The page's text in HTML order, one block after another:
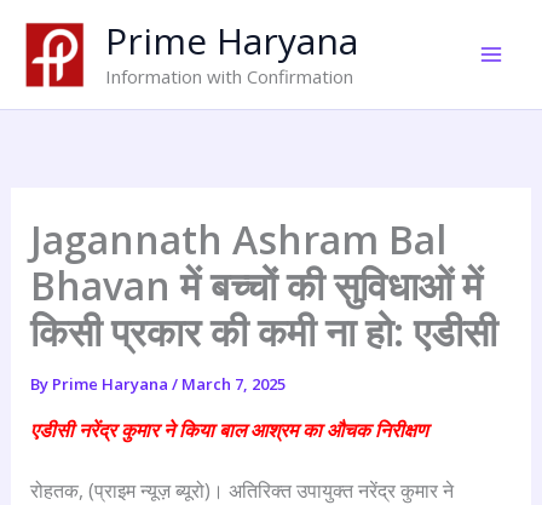
content
Prime Haryana
Information with Confirmation
Jagannath Ashram Bal
Bhavan में बच्चों की सुविधाओं में
किसी प्रकार की कमी ना हो: एडीसी
By Prime Haryana / March 7, 2025
एडीसी नरेंद्र कुमार ने किया बाल आश्रम का औचक निरीक्षण
रोहतक, (प्राइम न्यूज़ ब्यूरो)। अतिरिक्त उपायुक्त नरेंद्र कुमार ने